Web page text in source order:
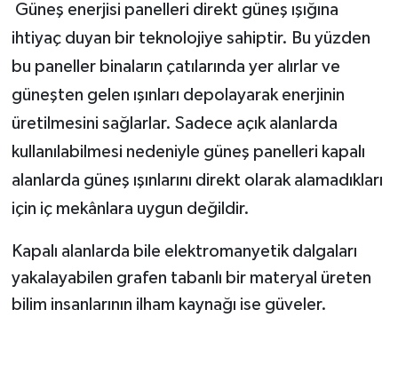
Güneş enerjisi panelleri direkt güneş ışığına
ihtiyaç duyan bir teknolojiye sahiptir. Bu yüzden
bu paneller binaların çatılarında yer alırlar ve
güneşten gelen ışınları depolayarak enerjinin
üretilmesini sağlarlar. Sadece açık alanlarda
kullanılabilmesi nedeniyle güneş panelleri kapalı
alanlarda güneş ışınlarını direkt olarak alamadıkları
için iç mekânlara uygun değildir.
Kapalı alanlarda bile elektromanyetik dalgaları
yakalayabilen grafen tabanlı bir materyal üreten
bilim insanlarının ilham kaynağı ise güveler.